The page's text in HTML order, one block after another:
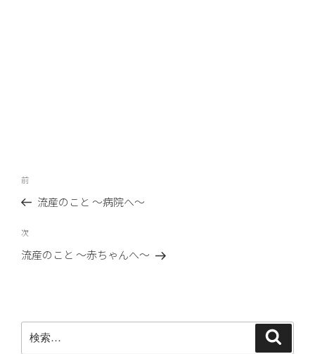
投
ナ
ビ
ゲ
ン
前
の
稿
前
流産のこと 〜病院へ〜
次
の
次
流産のこと 〜赤ちゃんへ〜
索: